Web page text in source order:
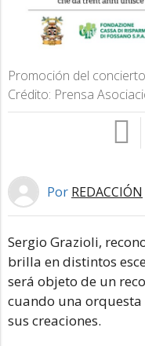
Promoción del
Crédito: Prensa
Por REDACCIÓN
Sergio Grazioli,
brilla en distintos
será objeto de un
cuando una
sus creaciones.